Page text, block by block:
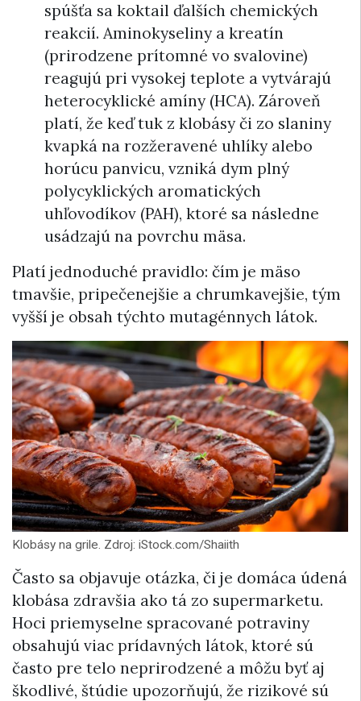
spúšťa sa koktail ďalších chemických
reakcií. Aminokyseliny a kreatín
(prirodzene prítomné vo svalovine)
reagujú pri vysokej teplote a vytvárajú
heterocyklické amíny (HCA). Zároveň
platí, že keď tuk z klobásy či zo slaniny
kvapká na rozžeravené uhlíky alebo
horúcu panvicu, vzniká dym plný
polycyklických aromatických
uhľovodíkov (PAH), ktoré sa následne
usádzajú na povrchu mäsa.
Platí jednoduché pravidlo: čím je mäso
tmavšie, pripečenejšie a chrumkavejšie, tým
vyšší je obsah týchto mutagénnych látok.
Klobásy na grile. Zdroj: iStock.com/Shaiith
Často sa objavuje otázka, či je domáca údená
klobása zdravšia ako tá zo supermarketu.
Hoci priemyselne spracované potraviny
obsahujú viac prídavných látok, ktoré sú
často pre telo neprirodzené a môžu byť aj
škodlivé, štúdie upozorňujú, že rizikové sú